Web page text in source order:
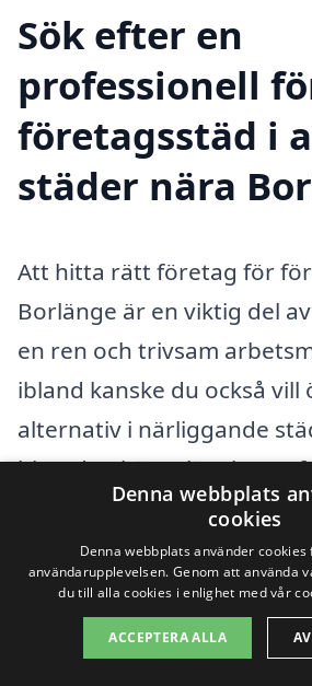
Sök efter en
professionell
företagsstäd i
städer nära
Att hitta rätt företag för
Borlänge är en viktig del
en ren och trivsam
ibland kanske du också vill
alternativ i närliggande
hitta den bästa lösningen
Oavsett om du behöver en
för en specifik händelse
städservice, finns det
alternativ att överväga i
omkring.
Denna webbplats
cookies
Denna webbplats använder
användarupplevelsen. Genom att använda
du till alla cookies i enlighet med vår
ACCEPTERA ALLA